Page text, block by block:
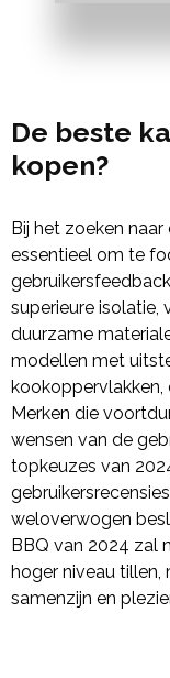
De beste
kopen?
Bij het zoeken
essentieel om te
superieure isolatie,
duurzame
modellen met
kookoppervlakken,
Merken die
wensen van de
topkeuzes van
weloverwogen
BBQ van 2024 zal
hoger niveau tillen,
samenzijn en